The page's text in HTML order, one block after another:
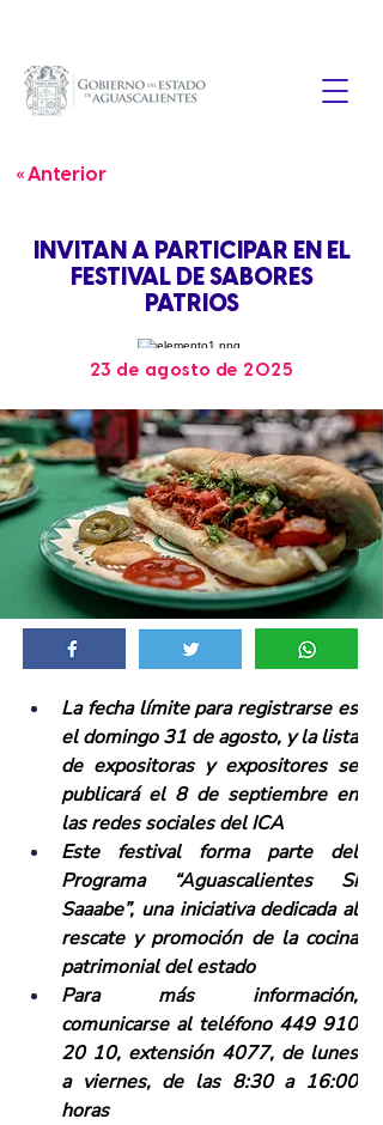
« Anterior
INVITAN A PARTICIPAR EN EL
FESTIVAL DE SABORES
PATRIOS
23 de agosto de 2025
La fecha límite para registrarse es
el domingo 31 de agosto, y la lista
de expositoras y expositores se
publicará el 8 de septiembre en
las redes sociales del ICA
Este festival forma parte del
Programa “Aguascalientes Sí
Saaabe”, una iniciativa dedicada al
rescate y promoción de la cocina
patrimonial del estado
Para más información,
comunicarse al teléfono 449 910
20 10, extensión 4077, de lunes
a viernes, de las 8:30 a 16:00
horas